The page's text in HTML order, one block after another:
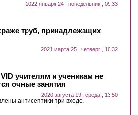
2022 января 24 , понедельник , 09:33
труб, принадлежащих
2021 марта 25 , четверг , 10:32
учителям и ученикам не
очные занятия
2020 августа 19 , среда , 13:50
антисептики при входе.